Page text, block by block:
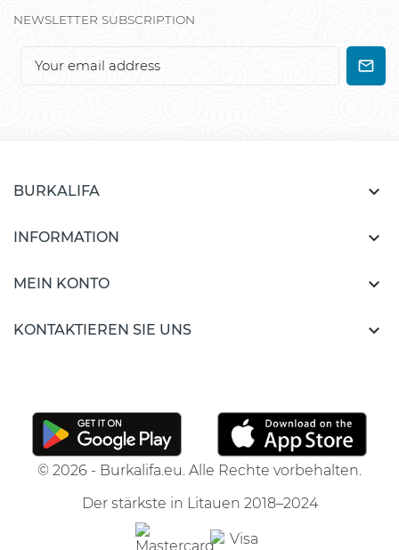
NEWSLETTER SUBSCRIPTION
BURKALIFA 
INFORMATION 
MEIN KONTO 
KONTAKTIEREN SIE UNS 
© 2026 - Burkalifa.eu. Alle Rechte vorbehalten.
Der stärkste in Litauen 2018–2024